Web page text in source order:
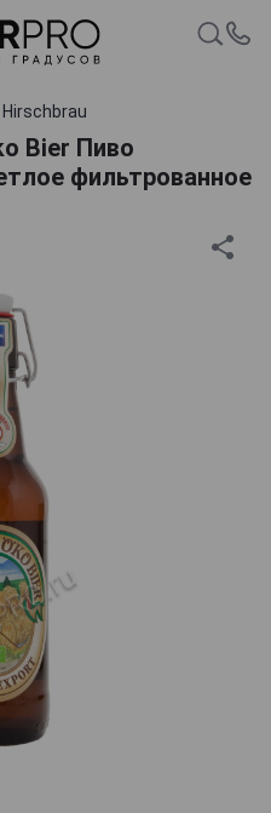
Hirschbrau
Bier Пиво
фильтрованное